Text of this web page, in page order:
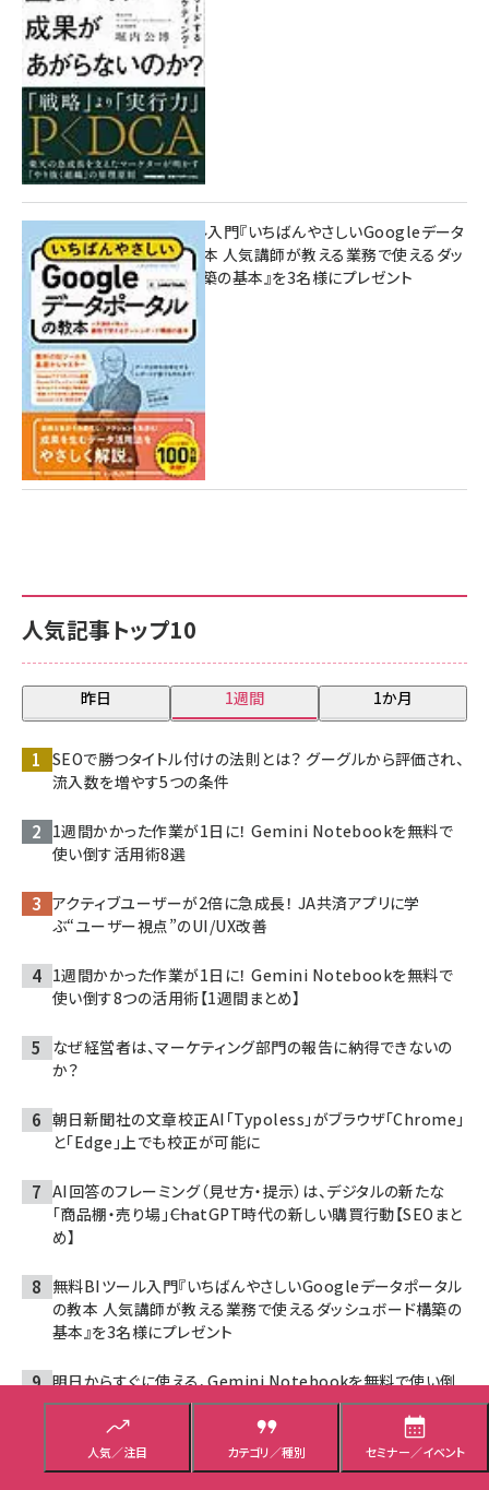
人気／注目 カテゴリ／種別 セミナー／イベント
人気記事トップ10
昨日 1週間 1か月
SEOで勝つタイトル付けの法則とは？ グーグルから評価され、
流入数を増やす5つの条件
1週間かかった作業が1日に！ Gemini Notebookを無料で
使い倒す活用術8選
アクティブユーザーが2倍に急成長！ JA共済アプリに学
ぶ“ユーザー視点”のUI/UX改善
1週間かかった作業が1日に！ Gemini Notebookを無料で
使い倒す8つの活用術【1週間まとめ】
なぜ経営者は、マーケティング部門の報告に納得できないの
か？
朝日新聞社の文章校正AI「Typoless」がブラウザ「Chrome」
と「Edge」上でも校正が可能に
AI回答のフレーミング（見せ方・提示）は、デジタルの新たな
「商品棚・売り場」――ChatGPT時代の新しい購買行動【SEOまと
め】
無料BIツール入門『いちばんやさしいGoogleデータポータル
の教本 人気講師が教える業務で使えるダッシュボード構築の
基本』を3名様にプレゼント
明日からすぐに使える、Gemini Notebookを無料で使い倒
す活用術8選【週間ランキング】
将来なりたい職業、男子中学生はITエンジニアが5位→1位
に！ 高校生は男女とも公務員がトップ【ソニー生命調べ】
10:00
無料BIツール入門『いちばんやさしいGoogleデータ
ポータルの教本 人気講師が教える業務で使えるダッ
シュボード構築の基本』を3名様にプレゼント
7月31日 10:00